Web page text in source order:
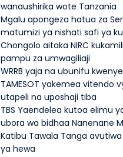
wanaushirika wote Tanzania
Mgalu apongeza hatua za
matumizi ya nishati safi ya
Chongolo aitaka NIRC
pampu za umwagiliaji
WRRB yaja na ubunifu
TAMESOT yakemea vitendo
utapeli na uposhaji tiba
TBS Yaendelea kutoa elimu
ubora wa bidhaa Nanenane
Katibu Tawala Tanga
ya hewa